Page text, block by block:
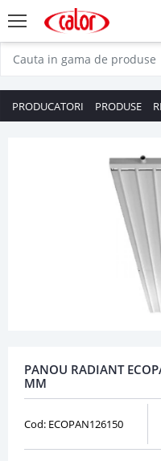
PRODUCATORI PRODUSE
PANOU RADIANT
MM
Cod: ECOPAN126150